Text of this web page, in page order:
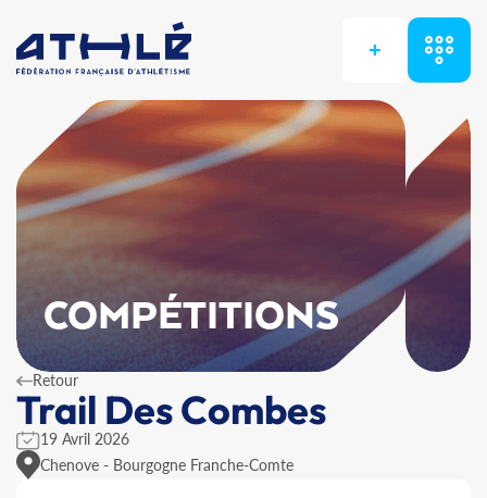
+
COMPÉTITIONS
Retour
Trail Des Combes
19 Avril 2026
Chenove - Bourgogne Franche-Comte